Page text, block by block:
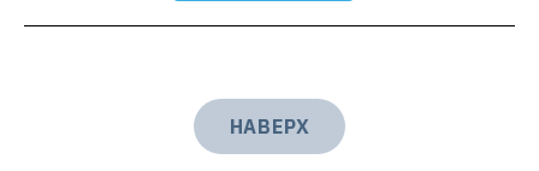
НАВЕРХ